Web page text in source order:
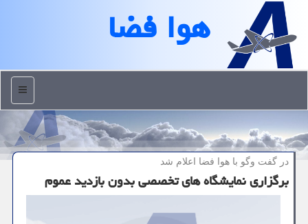
هوا فضا
منو
در گفت وگو با هوا فضا اعلام شد
برگزاری نمایشگاه های تخصصی بدون بازدید عموم